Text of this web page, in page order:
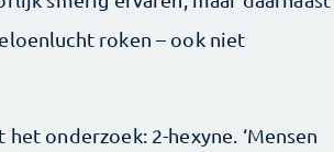
roken – ook niet
onderzoek: 2-hexyne. ‘Mensen